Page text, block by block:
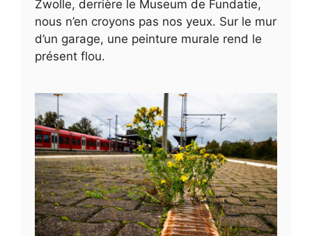
Zwolle, derrière le Museum de Fundatie,
nous n’en croyons pas nos yeux. Sur le mur
d’un garage, une peinture murale rend le
présent flou.